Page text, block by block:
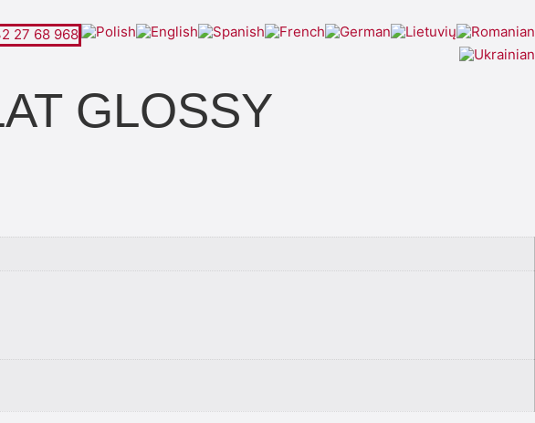
27 68 968
GLOSSY